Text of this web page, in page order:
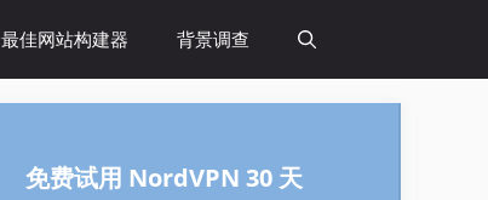
最佳网站构建器 背景调查
免费试用 NordVPN 30 天